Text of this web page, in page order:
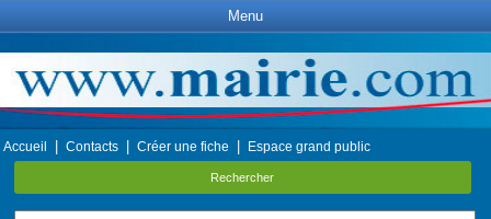
Menu
Accueil Contacts Créer une fiche Espace grand public
Rechercher